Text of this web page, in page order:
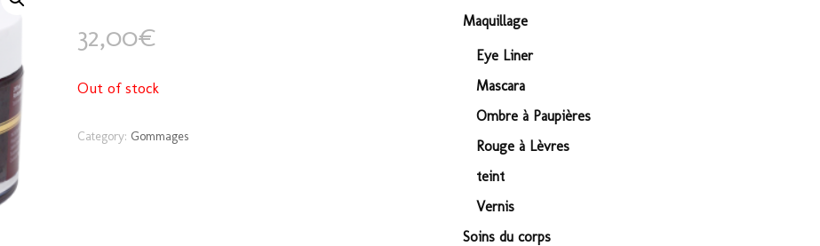
32,00€
Out of stock
Category: Gommages
Maquillage
Eye Liner
Mascara
Ombre à Paupières
Rouge à Lèvres
teint
Vernis
Soins du corps